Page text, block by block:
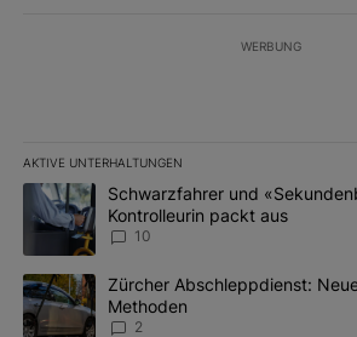
WERBUNG
AKTIVE UNTERHALTUNGEN
Das Folgende ist eine Liste der am
Ein Trendartikel mit dem Titel
Schwarzfahrer und
Kontrolleurin packt aus
10
Ein Trendartikel mit dem Titel "Zürcher
Zürcher Abschleppdienst:
Methoden
2